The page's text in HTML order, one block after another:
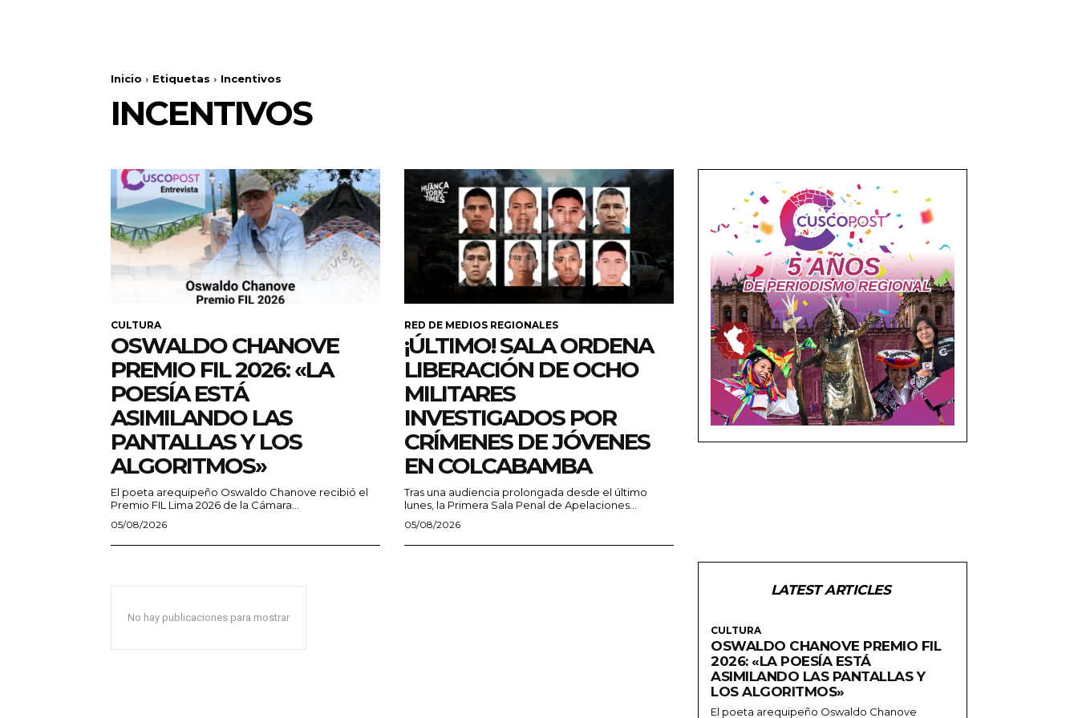
Inicio Etiquetas Incentivos
INCENTIVOS
CULTURA
OSWALDO CHANOVE
PREMIO FIL 2026: «LA
POESÍA ESTÁ
ASIMILANDO LAS
PANTALLAS Y LOS
ALGORITMOS»
El poeta arequipeño Oswaldo Chanove recibió el
Premio FIL Lima 2026 de la Cámara...
05/08/2026
RED DE MEDIOS REGIONALES
¡ÚLTIMO! SALA ORDENA
LIBERACIÓN DE OCHO
MILITARES
INVESTIGADOS POR
CRÍMENES DE JÓVENES
EN COLCABAMBA
Tras una audiencia prolongada desde el último
lunes, la Primera Sala Penal de Apelaciones...
05/08/2026
No hay publicaciones para mostrar
LATEST ARTICLES
CULTURA
OSWALDO CHANOVE PREMIO FIL
2026: «LA POESÍA ESTÁ
ASIMILANDO LAS PANTALLAS Y
LOS ALGORITMOS»
El poeta arequipeño Oswaldo Chanove